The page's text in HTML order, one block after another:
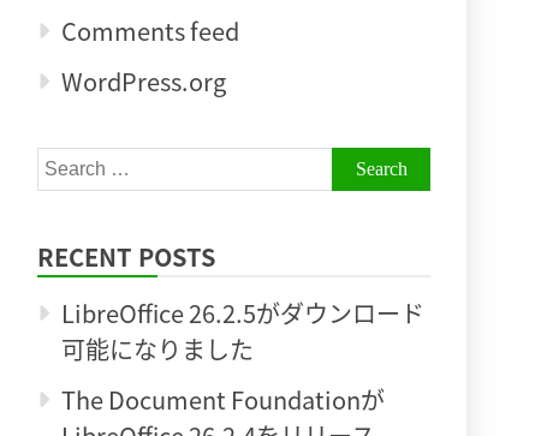
Comments feed
WordPress.org
Search
for:
RECENT POSTS
LibreOffice 26.2.5がダウンロード
可能になりました
The Document Foundationが